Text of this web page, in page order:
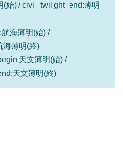
始) / civil_twilight_end:薄明
海薄明(始) /
海薄明(終)
天文薄明(始) /
天文薄明(終)